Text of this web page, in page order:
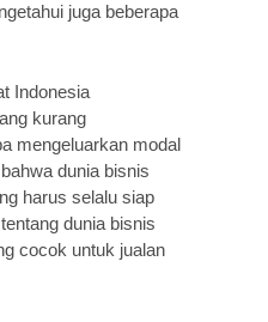
juga beberapa
Indonesia
kurang
mengeluarkan modal
dunia bisnis
harus selalu siap
dunia bisnis
cocok untuk jualan